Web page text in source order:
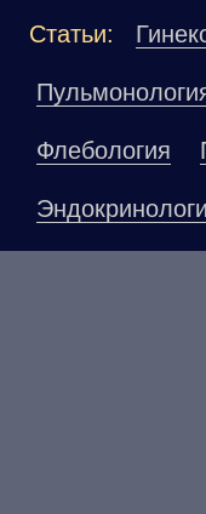
Статьи:
Флебология